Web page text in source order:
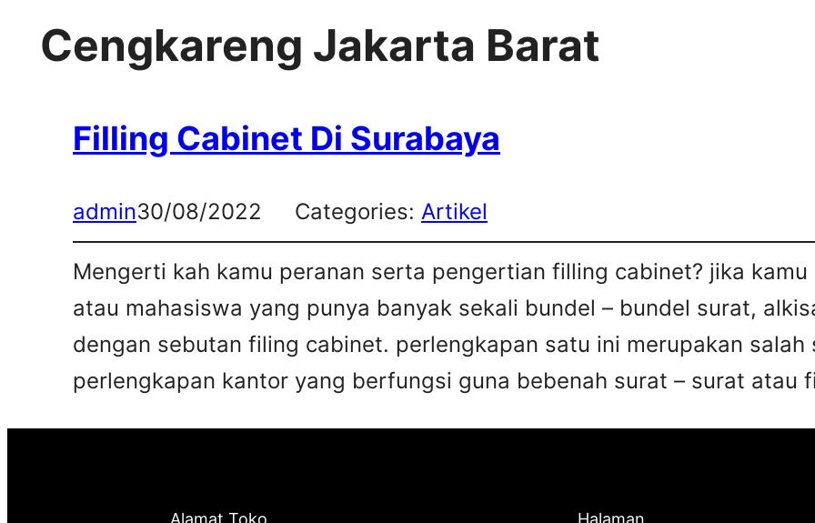
Cengkareng Jakarta Barat
Filling Cabinet Di Surabaya
admin30/08/2022 Categories: Artikel
Mengerti kah kamu peranan serta pengertian filling cabinet? jika
atau mahasiswa yang punya banyak sekali bundel – bundel surat,
dengan sebutan filing cabinet. perlengkapan satu ini merupakan salah
perlengkapan kantor yang berfungsi guna bebenah surat – surat atau
Alamat Toko Halaman